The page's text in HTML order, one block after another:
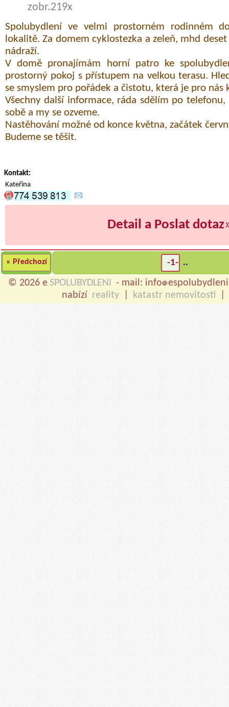
zobr.219x
Spolubydlení ve velmi prostorném rodinném
lokalitě. Za domem cyklostezka a zeleň, mhd
nádraží.
V domě pronajímám horní patro ke
prostorný pokoj s přístupem na velkou terasu.
se smyslem pro pořádek a čistotu, která je pro nás
Všechny další informace, ráda sdělím po
sobě a my se ozveme.
Nastěhování možné od konce května, začátek
Budeme se těšit.
Kontakt:
Kateřina
Detail a Poslat dotaz
« Předchozí -1- ..
© 2026 e SPOLUBYDLENI - mail: info
nabízí reality katastr nemovitostí